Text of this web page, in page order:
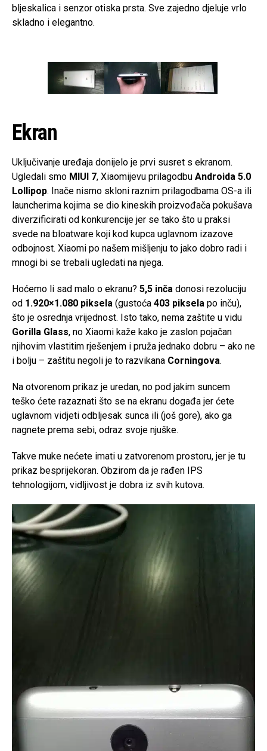
bljeskalica i senzor otiska prsta. Sve zajedno djeluje vrlo
skladno i elegantno.
Ekran
Uključivanje uređaja donijelo je prvi susret s ekranom.
Ugledali smo MIUI 7, Xiaomijevu prilagodbu Androida 5.0
Lollipop. Inače nismo skloni raznim prilagodbama OS-a ili
launcherima kojima se dio kineskih proizvođača pokušava
diverzificirati od konkurencije jer se tako što u praksi
svede na bloatware koji kod kupca uglavnom izazove
odbojnost. Xiaomi po našem mišljenju to jako dobro radi i
mnogi bi se trebali ugledati na njega.
Hoćemo li sad malo o ekranu? 5,5 inča donosi rezoluciju
od 1.920×1.080 piksela (gustoća 403 piksela po inču),
što je osrednja vrijednost. Isto tako, nema zaštite u vidu
Gorilla Glass, no Xiaomi kaže kako je zaslon pojačan
njihovim vlastitim rješenjem i pruža jednako dobru – ako ne
i bolju – zaštitu negoli je to razvikana Corningova.
Na otvorenom prikaz je uredan, no pod jakim suncem
teško ćete razaznati što se na ekranu događa jer ćete
uglavnom vidjeti odbljesak sunca ili (još gore), ako ga
nagnete prema sebi, odraz svoje njuške.
Takve muke nećete imati u zatvorenom prostoru, jer je tu
prikaz besprijekoran. Obzirom da je rađen IPS
tehnologijom, vidljivost je dobra iz svih kutova.